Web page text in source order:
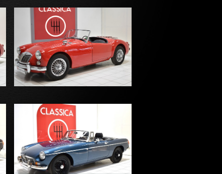
MG - A 1600
1960
34 900 €